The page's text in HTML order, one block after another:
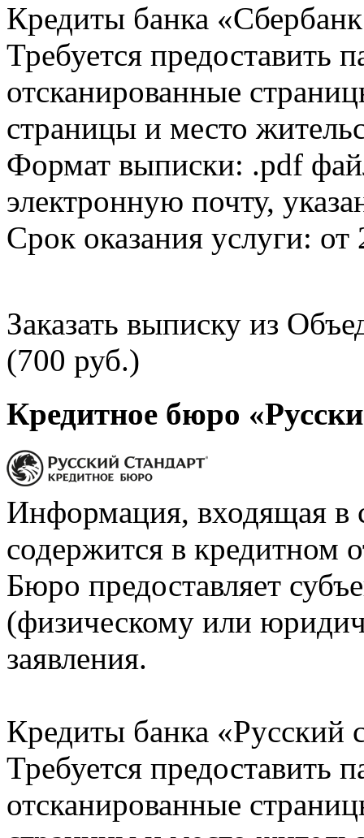
Кредиты банка
Требуется предоставить
отсканированные
страницы и место
Формат выписки: .pdf
электронную почту,
Срок оказания услуги: от
Заказать выписку из
(700 руб.)
Кредитное бюро
Информация, входящая в
содержится в кредитном
Бюро предоставляет
(физическому или
заявления.
Кредиты банка «Русский
Требуется предоставить
отсканированные